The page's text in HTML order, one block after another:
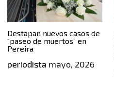
Destapan nuevos casos de
“paseo de muertos” en
Pereira
periodista mayo, 2026